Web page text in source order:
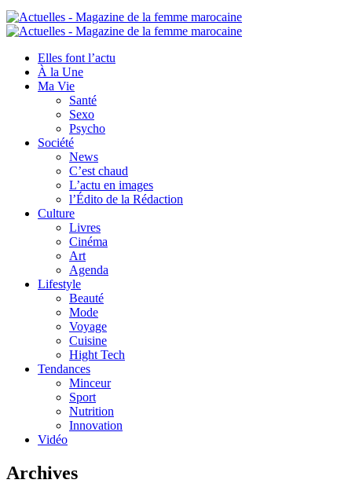
Elles font l’actu
À la Une
Ma Vie
Santé
Sexo
Psycho
Société
News
C’est chaud
L’actu en images
l’Édito de la Rédaction
Culture
Livres
Cinéma
Art
Agenda
Lifestyle
Beauté
Mode
Voyage
Cuisine
Hight Tech
Tendances
Minceur
Sport
Nutrition
Innovation
Vidéo
Archives